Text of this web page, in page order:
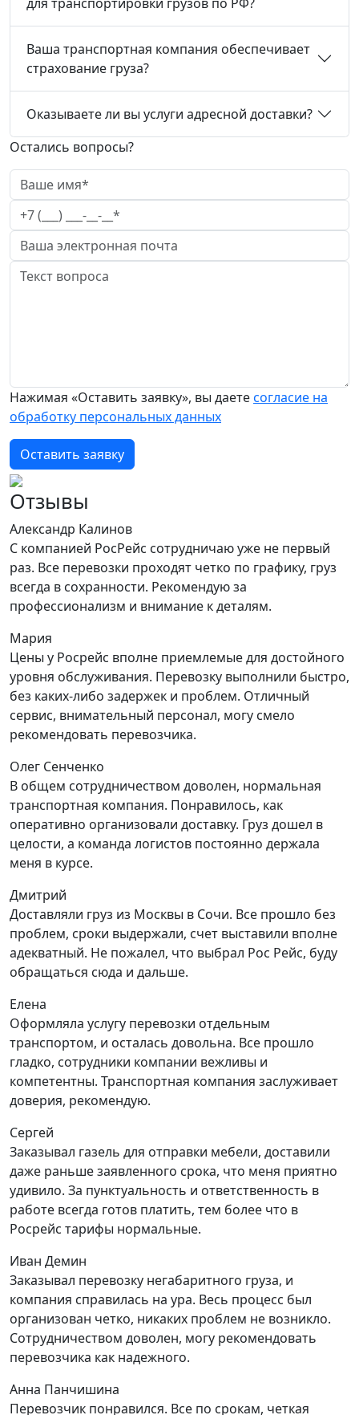
Ваша транспортная компания обеспечивает
страхование груза?
Оказываете ли вы услуги адресной доставки?
Остались вопросы?
Нажимая «Оставить заявку», вы даетесогласие на
обработку персональных данных
Оставить заявку
Отзывы
Александр Калинов
С компанией РосРейс сотрудничаю уже не первый
раз. Все перевозки проходят четко по графику, груз
всегда в сохранности. Рекомендую за
профессионализм и внимание к деталям.
Мария
Цены у Росрейс вполне приемлемые для достойного
уровня обслуживания. Перевозку выполнили быстро,
без каких-либо задержек и проблем. Отличный
сервис, внимательный персонал, могу смело
рекомендовать перевозчика.
Олег Сенченко
В общем сотрудничеством доволен, нормальная
транспортная компания. Понравилось, как
оперативно организовали доставку. Груз дошел в
целости, а команда логистов постоянно держала
меня в курсе.
Дмитрий
Доставляли груз из Москвы в Сочи. Все прошло без
проблем, сроки выдержали, счет выставили вполне
адекватный. Не пожалел, что выбрал Рос Рейс, буду
обращаться сюда и дальше.
Елена
Оформляла услугу перевозки отдельным
транспортом, и осталась довольна. Все прошло
гладко, сотрудники компании вежливы и
компетентны. Транспортная компания заслуживает
доверия, рекомендую.
Сергей
Заказывал газель для отправки мебели, доставили
даже раньше заявленного срока, что меня приятно
удивило. За пунктуальность и ответственность в
работе всегда готов платить, тем более что в
Росрейс тарифы нормальные.
Иван Демин
Заказывал перевозку негабаритного груза, и
компания справилась на ура. Весь процесс был
организован четко, никаких проблем не возникло.
Сотрудничеством доволен, могу рекомендовать
перевозчика как надежного.
Анна Панчишина
Перевозчик понравился. Все по срокам, четкая